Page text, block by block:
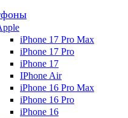
iPhone 17 Pro Max
iPhone 17 Pro
iPhone 17
IPhone Air
iPhone 16 Pro Max
iPhone 16 Pro
iPhone 16